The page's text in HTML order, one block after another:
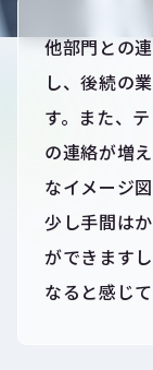
他部門との
し、後続の
す。また、
の連絡が増
なイメージ
少し手間は
ができます
なると感じて